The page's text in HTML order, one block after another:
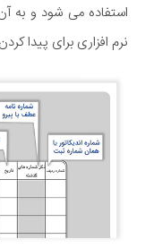
استفاده می شود و به
نرم افزاری برای پیدا